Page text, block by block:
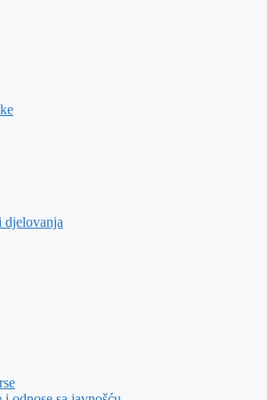
djelovanja